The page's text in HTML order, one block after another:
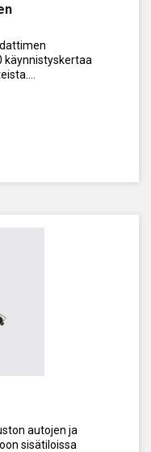
käynnistyskertaa
suojakalvoa
autojen ja
sisätiloissa